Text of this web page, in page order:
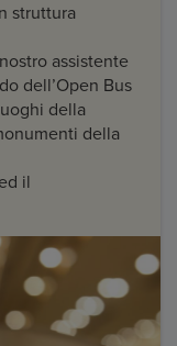
struttura
assistente
dell’Open Bus
della
della
il